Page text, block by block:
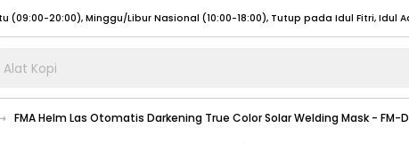
(07:00 - 20:00), Sabtu - Minggu (08:00 - 20:00), Tutup pada Idul Fitri
- 20:00), Sabtu - Minggu/ Libur Nasional (08:00 - 17:00) Selengkapnya
Alat Kopi
FMA Helm Las Otomatis Darkening True Color Solar Welding Mask - FM-